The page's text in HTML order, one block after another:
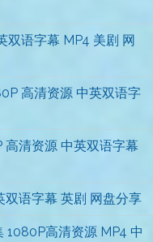
双语字幕 MP4 美剧 网
高清资源 中英双语字
清资源 中英双语字幕
语字幕 英剧 网盘分享
1080P高清资源 MP4 中